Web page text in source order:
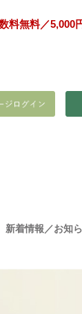
料無料／5,000
新着情報／お知